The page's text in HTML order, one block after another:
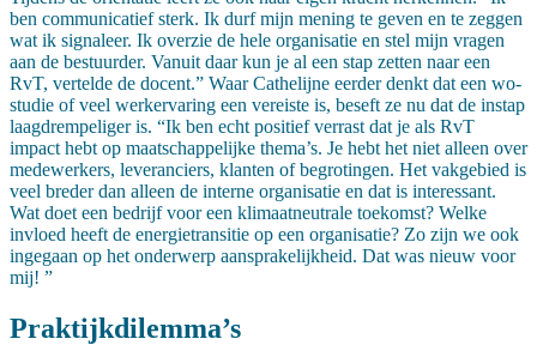
ben communicatief sterk. Ik durf mijn mening te geven en te zeggen
wat ik signaleer. Ik overzie de hele organisatie en stel mijn vragen
aan de bestuurder. Vanuit daar kun je al een stap zetten naar een
RvT, vertelde de docent.” Waar Cathelijne eerder denkt dat een wo-
studie of veel werkervaring een vereiste is, beseft ze nu dat de instap
laagdrempeliger is. “Ik ben echt positief verrast dat je als RvT
impact hebt op maatschappelijke thema’s. Je hebt het niet alleen over
medewerkers, leveranciers, klanten of begrotingen. Het vakgebied is
veel breder dan alleen de interne organisatie en dat is interessant.
Wat doet een bedrijf voor een klimaatneutrale toekomst? Welke
invloed heeft de energietransitie op een organisatie? Zo zijn we ook
ingegaan op het onderwerp aansprakelijkheid. Dat was nieuw voor
mij! ”
Praktijkdilemma’s